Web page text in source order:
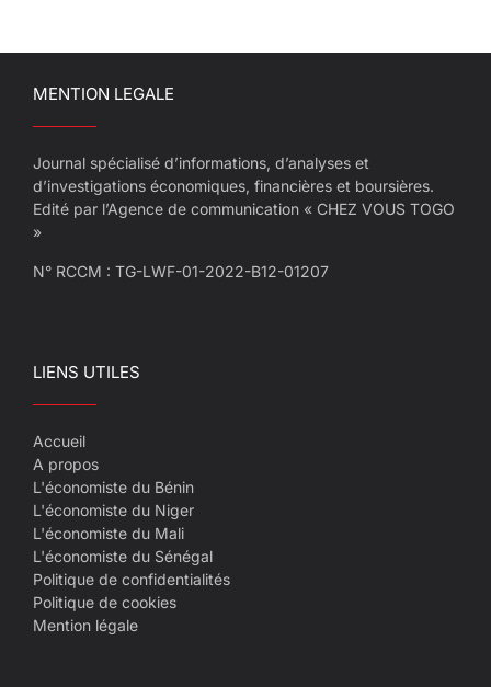
MENTION LEGALE
Journal spécialisé d’informations, d’analyses et
d’investigations économiques, financières et boursières.
Edité par l’Agence de communication « CHEZ VOUS TOGO
»
N° RCCM : TG-LWF-01-2022-B12-01207
LIENS UTILES
Accueil
A propos
L'économiste du Bénin
L'économiste du Niger
L'économiste du Mali
L'économiste du Sénégal
Politique de confidentialités
Politique de cookies
Mention légale